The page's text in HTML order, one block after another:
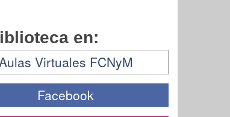
en:
Virtuales FCNyM
Facebook